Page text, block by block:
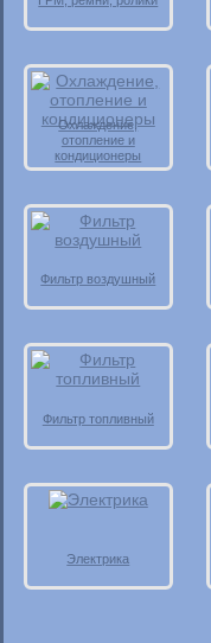
Охлаждение,
отопление и
кондиционеры
Фильтр воздушный
Фильтр топливный
Электрика